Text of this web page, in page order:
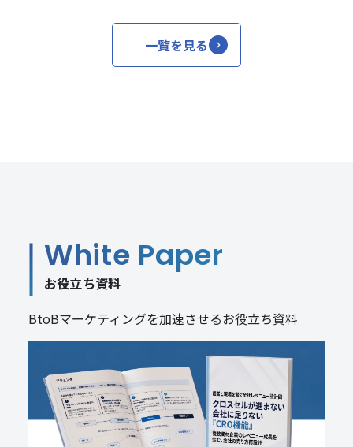
一覧を見る
White Paper
お役立ち資料
BtoBマーケティングを加速させるお役立ち資料